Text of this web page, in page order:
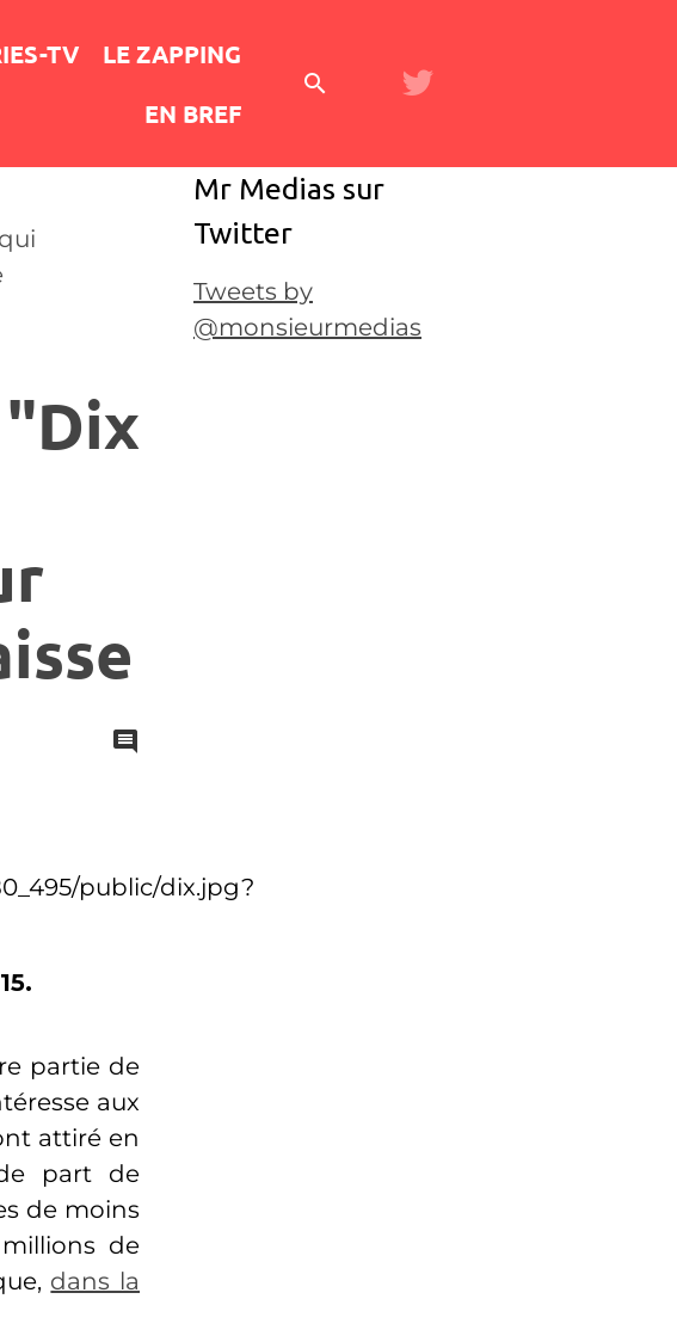
TV
LE ZAPPING
EN BREF
partie de
aux
attiré en
part de
de moins
de
dans la
Mr Medias sur
Twitter
Tweets by
@monsieurmedias